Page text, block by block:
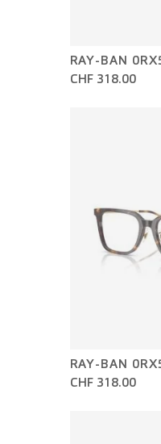
RAY-BAN
CHF 318.00
RAY-BAN
CHF 318.00